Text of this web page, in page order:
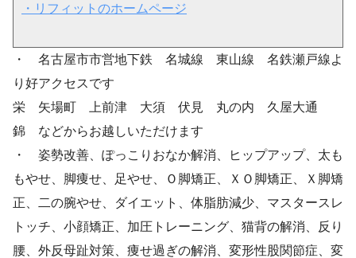
・リフィットのホームページ
・ 名古屋市市営地下鉄 名城線 東山線 名鉄瀬戸線よ
り好アクセスです
栄 矢場町 上前津 大須 伏見 丸の内 久屋大通
錦 などからお越しいただけます
・ 姿勢改善、ぽっこりおなか解消、ヒップアップ、太も
もやせ、脚痩せ、足やせ、Ｏ脚矯正、ＸＯ脚矯正、Ｘ脚矯
正、二の腕やせ、ダイエット、体脂肪減少、マスタースレ
トッチ、小顔矯正、加圧トレーニング、猫背の解消、反り
腰、外反母趾対策、痩せ過ぎの解消、変形性股関節症、変